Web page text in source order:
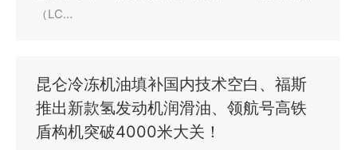
（LC…
昆仑冷冻机油填补国内技术空白、福斯
推出新款氢发动机润滑油、领航号高铁
盾构机突破4000米大关！